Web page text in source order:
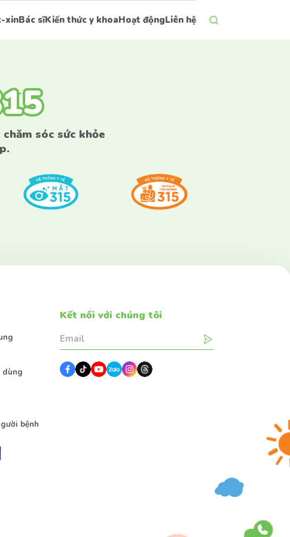
xinBác sĩKiến thức y khoaHoạt độngLiên hệ
sóc sức khỏe
dùng
bệnh
Kết nối với chúng tôi
bên dưới